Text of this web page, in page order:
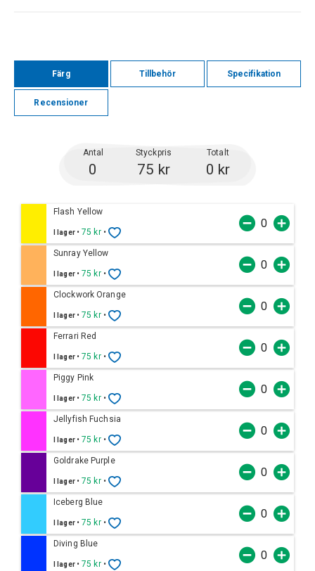
Färg Tillbehör Specifikation
Recensioner
Antal Styckpris Totalt
0 75 kr 0 kr
Flash Yellow
I lager •75 kr •
Sunray Yellow
I lager •75 kr •
Clockwork Orange
I lager •75 kr •
Ferrari Red
I lager •75 kr •
Piggy Pink
I lager •75 kr •
Jellyfish Fuchsia
I lager •75 kr •
Goldrake Purple
I lager •75 kr •
Iceberg Blue
I lager •75 kr •
Diving Blue
I lager •75 kr •